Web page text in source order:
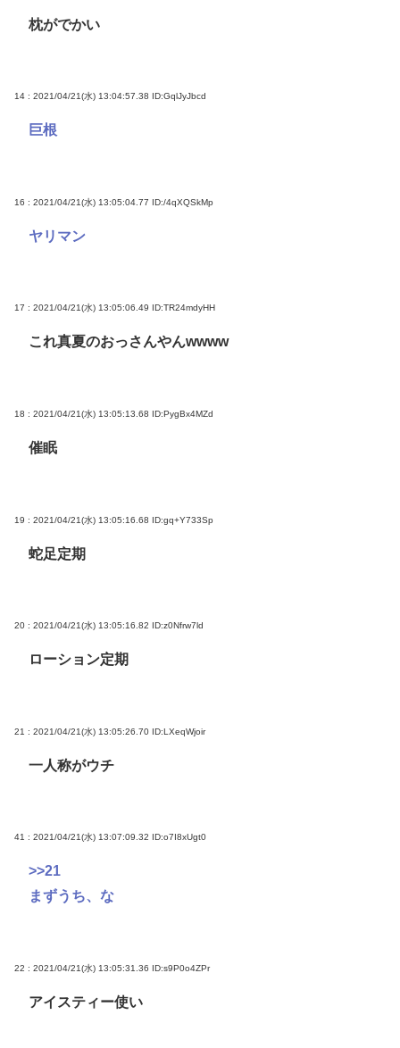
枕がでかい
14 : 2021/04/21(水) 13:04:57.38 ID:GqlJyJbcd
巨根
16 : 2021/04/21(水) 13:05:04.77 ID:/4qXQSkMp
ヤリマン
17 : 2021/04/21(水) 13:05:06.49 ID:TR24mdyHH
これ真夏のおっさんやんwwww
18 : 2021/04/21(水) 13:05:13.68 ID:PygBx4MZd
催眠
19 : 2021/04/21(水) 13:05:16.68 ID:gq+Y733Sp
蛇足定期
20 : 2021/04/21(水) 13:05:16.82 ID:z0Nfrw7ld
ローション定期
21 : 2021/04/21(水) 13:05:26.70 ID:LXeqWjoir
一人称がウチ
41 : 2021/04/21(水) 13:07:09.32 ID:o7I8xUgt0
>>21
まずうち、な
22 : 2021/04/21(水) 13:05:31.36 ID:s9P0o4ZPr
アイスティー使い